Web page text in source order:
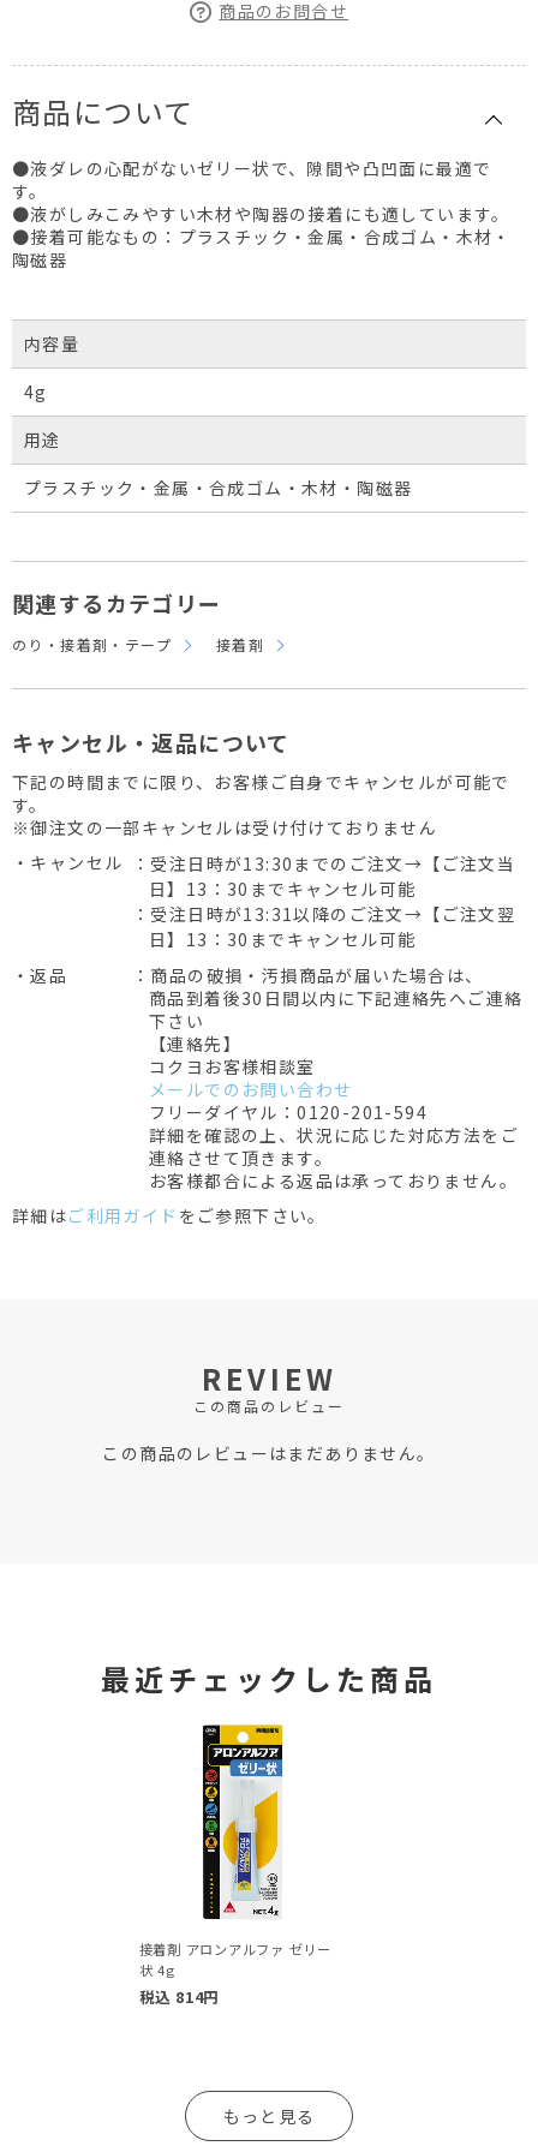
商品のお問合せ
商品について
●液ダレの心配がないゼリー状で、隙間や凸凹面に最適で
す。
●液がしみこみやすい木材や陶器の接着にも適しています。
●接着可能なもの：プラスチック・金属・合成ゴム・木材・
陶磁器
内容量
4g
用途
プラスチック・金属・合成ゴム・木材・陶磁器
関連するカテゴリー
のり・接着剤・テープ 接着剤
キャンセル・返品について
下記の時間までに限り、お客様ご自身でキャンセルが可能で
す。
※御注文の一部キャンセルは受け付けておりません
・キャンセル
：受注日時が13:30までのご注文→【ご注文当
日】13：30までキャンセル可能
：受注日時が13:31以降のご注文→【ご注文翌
日】13：30までキャンセル可能
・返品
：商品の破損・汚損商品が届いた場合は、
商品到着後30日間以内に下記連絡先へご連絡
下さい
【連絡先】
コクヨお客様相談室
メールでのお問い合わせ
フリーダイヤル：0120-201-594
詳細を確認の上、状況に応じた対応方法をご
連絡させて頂きます。
お客様都合による返品は承っておりません。
詳細はご利用ガイド をご参照下さい。
REVIEW
この商品のレビュー
この商品のレビューはまだありません。
最近チェックした商品
接着剤 アロンアルファ ゼリー
状 4g
税込 814円
もっと見る